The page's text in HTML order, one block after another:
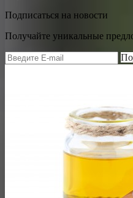
Подписаться на новости
Получайте уникальные